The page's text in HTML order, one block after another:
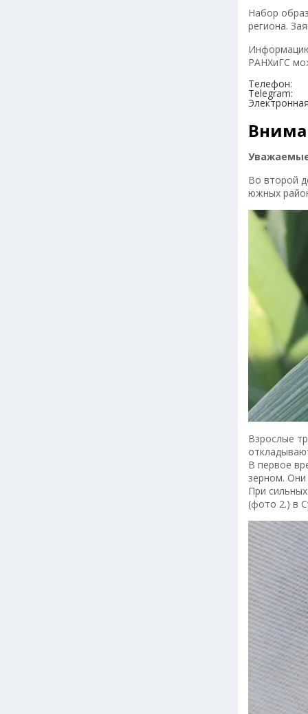
Набор
региона.
РАНХиГС
Телефон:
Telegram:
Во второй
южных
Взрослые
В первое
зерном. Они
При
(фото 2.) в